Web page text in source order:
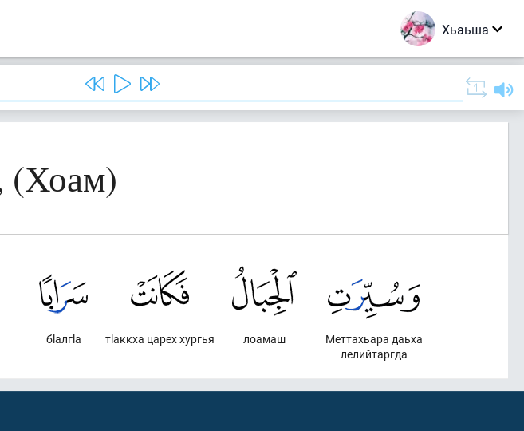
Хьаьша
(Хоам)
Меттахьара даьха
лелийтаргда
лоамаш
тlаккха царех хургья
бlалгlа